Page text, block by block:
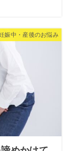
娠中・産後のお悩み